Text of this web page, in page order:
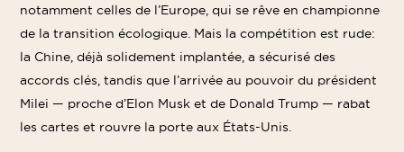
notamment celles de l’Europe, qui se rêve en championne
de la transition écologique. Mais la compétition est rude:
la Chine, déjà solidement implantée, a sécurisé des
accords clés, tandis que l’arrivée au pouvoir du président
Milei — proche d’Elon Musk et de Donald Trump — rabat
les cartes et rouvre la porte aux États-Unis.